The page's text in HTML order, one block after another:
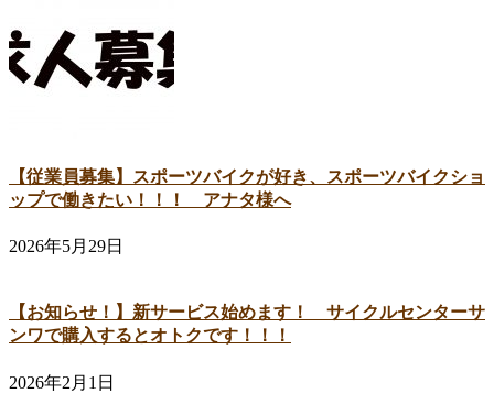
【従業員募集】スポーツバイクが好き、スポーツバイクショ
ップで働きたい！！！ アナタ様へ
2026年5月29日
【お知らせ！】新サービス始めます！ サイクルセンターサ
ンワで購入するとオトクです！！！
2026年2月1日